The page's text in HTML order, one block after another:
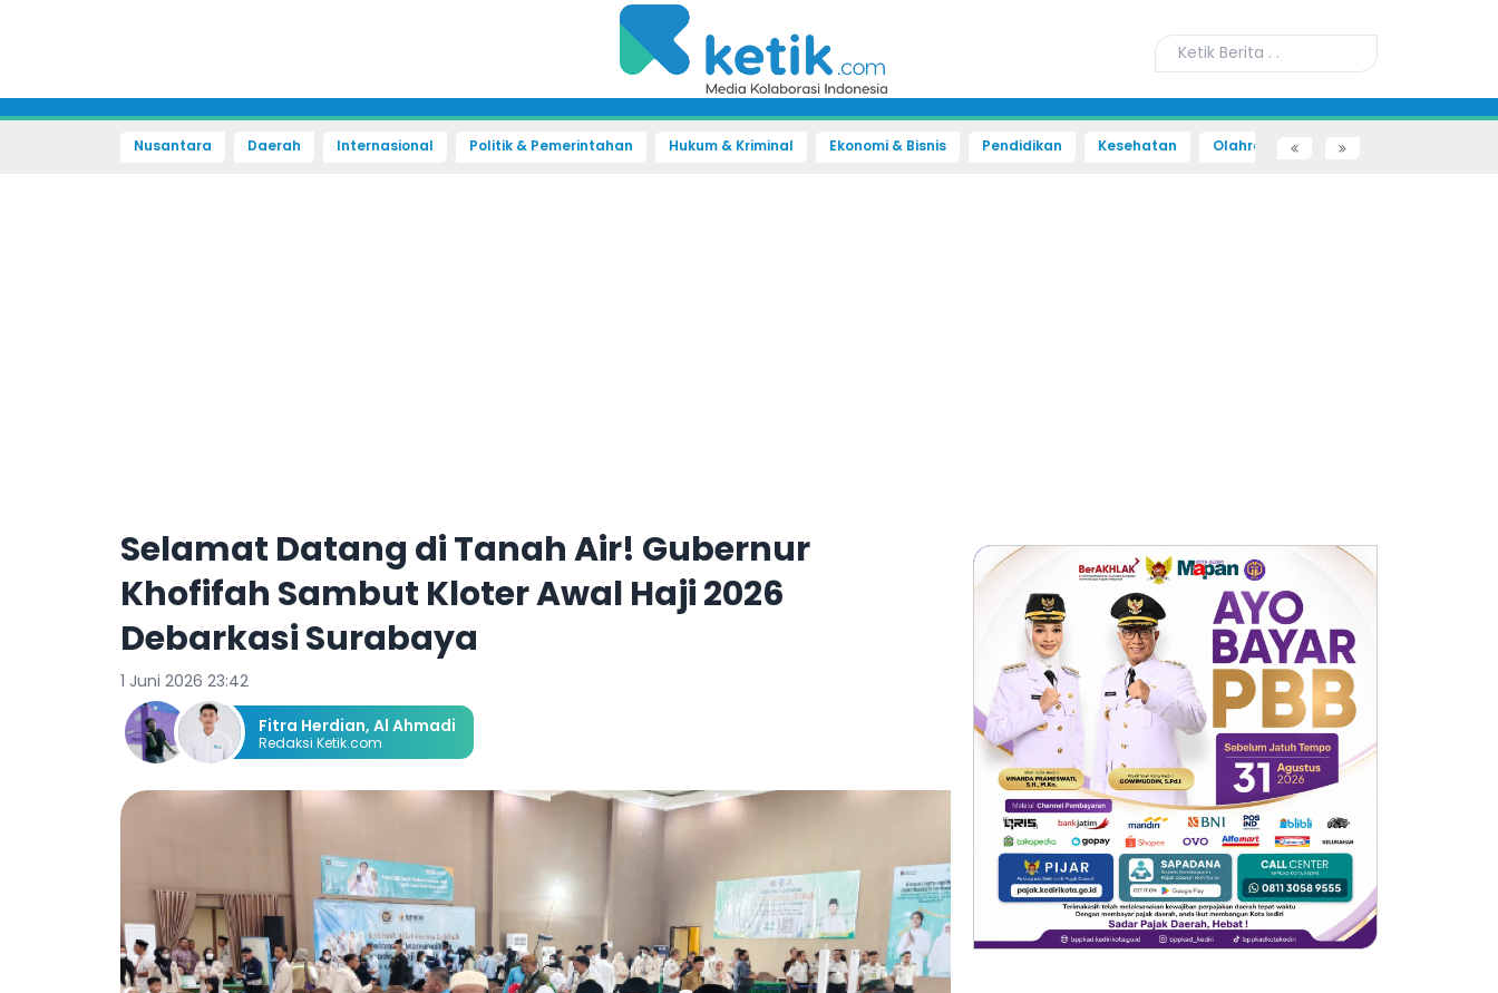
Nusantara Daerah Internasional Politik & Pemerintahan Hukum & Kriminal Ekonomi & Bisnis Pendidikan Kesehatan Olahraga Sains dan Teknologi
Selamat Datang di Tanah Air! Gubernur
Khofifah Sambut Kloter Awal Haji 2026
Debarkasi Surabaya
1 Juni 2026 23:42
Fitra Herdian, Al Ahmadi
Redaksi Ketik.com